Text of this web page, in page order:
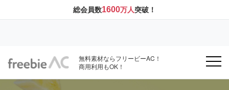
総会員数1600万人突破！
無料素材ならフリービーAC！
商用利用もOK！